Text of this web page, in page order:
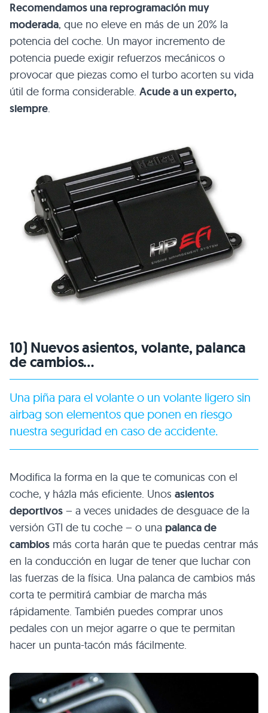
Recomendamos una reprogramación muy
moderada, que no eleve en más de un 20% la
potencia del coche. Un mayor incremento de
potencia puede exigir refuerzos mecánicos o
provocar que piezas como el turbo acorten su vida
útil de forma considerable. Acude a un experto,
siempre.
10) Nuevos asientos, volante, palanca
de cambios…
Una piña para el volante o un volante ligero sin
airbag son elementos que ponen en riesgo
nuestra seguridad en caso de accidente.
Modifica la forma en la que te comunicas con el
coche, y házla más eficiente. Unos asientos
deportivos – a veces unidades de desguace de la
versión GTI de tu coche – o una palanca de
cambios más corta harán que te puedas centrar más
en la conducción en lugar de tener que luchar con
las fuerzas de la física. Una palanca de cambios más
corta te permitirá cambiar de marcha más
rápidamente. También puedes comprar unos
pedales con un mejor agarre o que te permitan
hacer un punta-tacón más fácilmente.